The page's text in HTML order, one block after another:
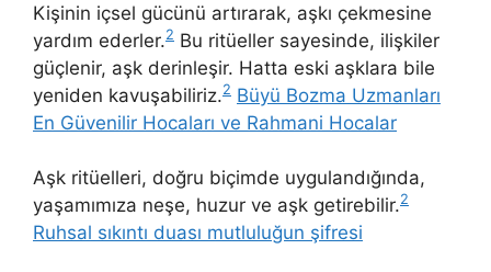
Kişinin içsel gücünü artırarak, aşkı çekmesine
yardım ederler.2 Bu ritüeller sayesinde, ilişkiler
güçlenir, aşk derinleşir. Hatta eski aşklara bile
yeniden kavuşabiliriz.2 Büyü Bozma Uzmanları
En Güvenilir Hocaları ve Rahmani Hocalar
Aşk ritüelleri, doğru biçimde uygulandığında,
yaşamımıza neşe, huzur ve aşk getirebilir.2
Ruhsal sıkıntı duası mutluluğun şifresi